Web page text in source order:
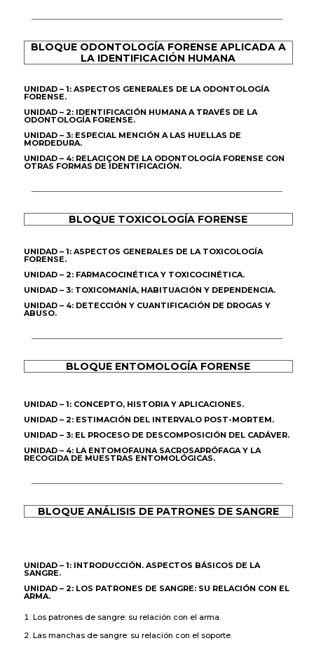
BLOQUE ODONTOLOGÍA FORENSE APLICADA A
LA IDENTIFICACIÓN HUMANA
UNIDAD – 1: ASPECTOS GENERALES DE LA ODONTOLOGÍA
FORENSE.
UNIDAD – 2: IDENTIFICACIÓN HUMANA A TRAVÉS DE LA
ODONTOLOGÍA FORENSE.
UNIDAD – 3: ESPECIAL MENCIÓN A LAS HUELLAS DE
MORDEDURA.
UNIDAD – 4: RELACIÇON DE LA ODONTOLOGÍA FORENSE CON
OTRAS FORMAS DE IDENTIFICACIÓN.
BLOQUE TOXICOLOGÍA FORENSE
UNIDAD – 1: ASPECTOS GENERALES DE LA TOXICOLOGÍA
FORENSE.
UNIDAD – 2: FARMACOCINÉTICA Y TOXICOCINÉTICA.
UNIDAD – 3: TOXICOMANÍA, HABITUACIÓN Y DEPENDENCIA.
UNIDAD – 4: DETECCIÓN Y CUANTIFICACIÓN DE DROGAS Y
ABUSO.
BLOQUE ENTOMOLOGÍA FORENSE
UNIDAD – 1: CONCEPTO, HISTORIA Y APLICACIONES.
UNIDAD – 2: ESTIMACIÓN DEL INTERVALO POST-MORTEM.
UNIDAD – 3: EL PROCESO DE DESCOMPOSICIÓN DEL CADÁVER.
UNIDAD – 4: LA ENTOMOFAUNA SACROSAPRÓFAGA Y LA
RECOGIDA DE MUESTRAS ENTOMOLÓGICAS.
BLOQUE ANÁLISIS DE PATRONES DE SANGRE
UNIDAD – 1: INTRODUCCIÓN. ASPECTOS BÁSICOS DE LA
SANGRE.
UNIDAD – 2: LOS PATRONES DE SANGRE: SU RELACIÓN CON EL
ARMA.
Los patrones de sangre: su relación con el arma.
Las manchas de sangre: su relación con el soporte.